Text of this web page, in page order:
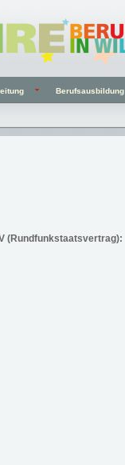
(Rundfunkstaatsvertrag):
Berufsausbildung